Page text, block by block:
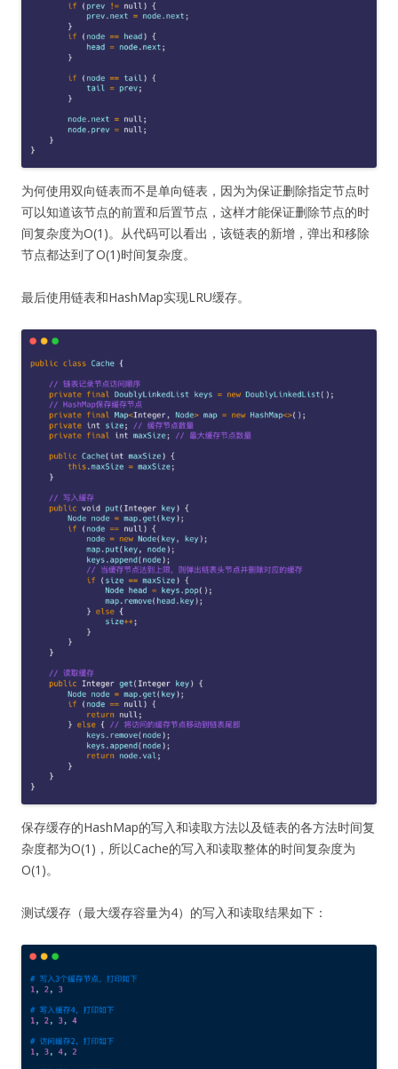
为何使用双向链表而不是单向链表，因为为保证删除指定节点时
可以知道该节点的前置和后置节点，这样才能保证删除节点的时
间复杂度为O(1)。从代码可以看出，该链表的新增，弹出和移除
节点都达到了O(1)时间复杂度。
最后使用链表和HashMap实现LRU缓存。
保存缓存的HashMap的写入和读取方法以及链表的各方法时间复
杂度都为O(1)，所以Cache的写入和读取整体的时间复杂度为
O(1)。
测试缓存（最大缓存容量为4）的写入和读取结果如下：